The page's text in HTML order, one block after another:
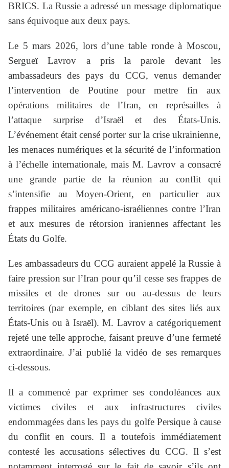
BRICS. La Russie a adressé un message diplomatique
sans équivoque aux deux pays.
Le 5 mars 2026, lors d’une table ronde à Moscou,
Sergueï Lavrov a pris la parole devant les
ambassadeurs des pays du CCG, venus demander
l’intervention de Poutine pour mettre fin aux
opérations militaires de l’Iran, en représailles à
l’attaque surprise d’Israël et des États-Unis.
L’événement était censé porter sur la crise ukrainienne,
les menaces numériques et la sécurité de l’information
à l’échelle internationale, mais M. Lavrov a consacré
une grande partie de la réunion au conflit qui
s’intensifie au Moyen-Orient, en particulier aux
frappes militaires américano-israéliennes contre l’Iran
et aux mesures de rétorsion iraniennes affectant les
États du Golfe.
Les ambassadeurs du CCG auraient appelé la Russie à
faire pression sur l’Iran pour qu’il cesse ses frappes de
missiles et de drones sur ou au-dessus de leurs
territoires (par exemple, en ciblant des sites liés aux
États-Unis ou à Israël). M. Lavrov a catégoriquement
rejeté une telle approche, faisant preuve d’une fermeté
extraordinaire. J’ai publié la vidéo de ses remarques
ci-dessous.
Il a commencé par exprimer ses condoléances aux
victimes civiles et aux infrastructures civiles
endommagées dans les pays du golfe Persique à cause
du conflit en cours. Il a toutefois immédiatement
contesté les accusations sélectives du CCG. Il s’est